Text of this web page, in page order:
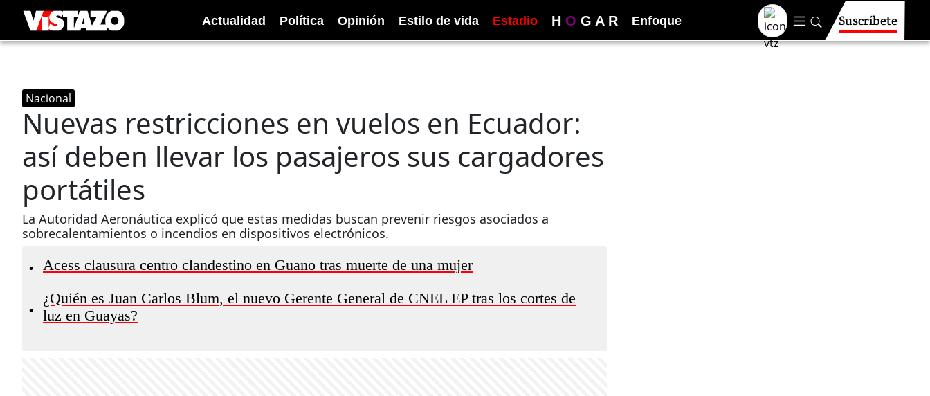
Actualidad Política Opinión Estilo de vida Estadio H O G A R Enfoque Suscríbete
Nacional
Nuevas restricciones en vuelos en Ecuador:
así deben llevar los pasajeros sus cargadores
portátiles
La Autoridad Aeronáutica explicó que estas medidas buscan prevenir riesgos asociados a
sobrecalentamientos o incendios en dispositivos electrónicos.
• Acess clausura centro clandestino en Guano tras muerte de una mujer
•
¿Quién es Juan Carlos Blum, el nuevo Gerente General de CNEL EP tras los cortes de
luz en Guayas?